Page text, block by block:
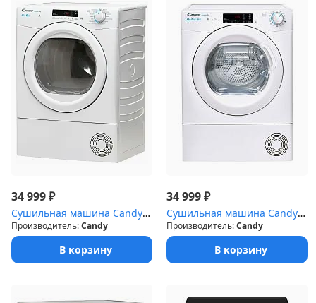
34 999₽
Сушильная машина Candy CSOE C10DG-07 (10кг.14прогр)
Производитель:Candy
В корзину
34 999₽
Сушильная машина Candy CSOE H7A2DE-07 (7кг.58,5см.тепловой насос)
Производитель:Candy
В корзину